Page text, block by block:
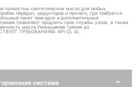
полностью синтетическое масло для любых
передач, редукторов и прочего, где требуется
пакет присадок и дополнительные
позволяют продлить срок службы узлов, а также
масла.Уменьшение трения до
ТРЕБОВАНИЯМ: API GL 4/..
система